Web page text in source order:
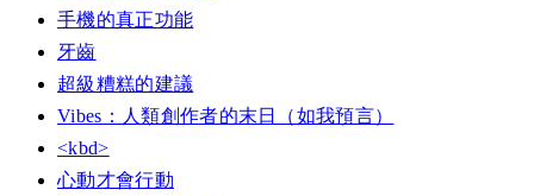
手機的真正功能
牙齒
超級糟糕的建議
Vibes：人類創作者的末日（如我預言）
<kbd>
心動才會行動